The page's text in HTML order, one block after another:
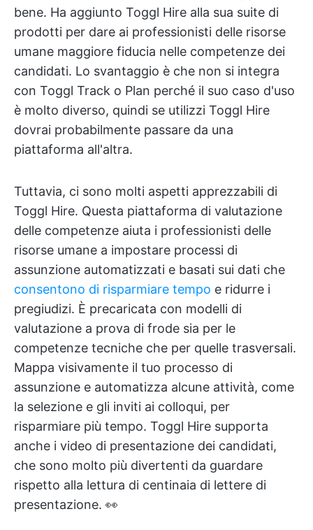
bene. Ha aggiunto Toggl Hire alla sua suite di
prodotti per dare ai professionisti delle risorse
umane maggiore fiducia nelle competenze dei
candidati. Lo svantaggio è che non si integra
con Toggl Track o Plan perché il suo caso d'uso
è molto diverso, quindi se utilizzi Toggl Hire
dovrai probabilmente passare da una
piattaforma all'altra.
Tuttavia, ci sono molti aspetti apprezzabili di
Toggl Hire. Questa piattaforma di valutazione
delle competenze aiuta i professionisti delle
risorse umane a impostare processi di
assunzione automatizzati e basati sui dati che
consentono di risparmiare tempo e ridurre i
pregiudizi. È precaricata con modelli di
valutazione a prova di frode sia per le
competenze tecniche che per quelle trasversali.
Mappa visivamente il tuo processo di
assunzione e automatizza alcune attività, come
la selezione e gli inviti ai colloqui, per
risparmiare più tempo. Toggl Hire supporta
anche i video di presentazione dei candidati,
che sono molto più divertenti da guardare
rispetto alla lettura di centinaia di lettere di
presentazione. 👀